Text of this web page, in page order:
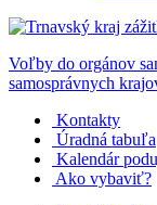
Voľby do orgánov
samosprávnych
Kontakty
Úradná tabuľa
Kalendár
Ako vybaviť?